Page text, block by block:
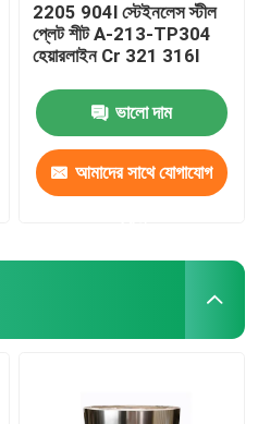
2205 904l স্টেইনলেস স্টীল
প্লেট শীট A-213-TP304
হেয়ারলাইন Cr 321 316l
ভালো দাম
আমাদের সাথে যোগাযোগ